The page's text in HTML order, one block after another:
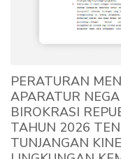
PERATURAN
APARATUR
BIROKRASI
TAHUN 2026
TUNJANGAN